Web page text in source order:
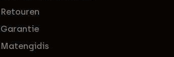
Retouren
Garantie
Matengidis